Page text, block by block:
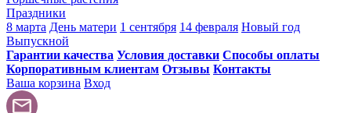
Праздники
8 марта День матери 1 сентября 14 февраля Новый год
Выпускной
Гарантии качества Условия доставки Способы оплаты
Корпоративным клиентам Отзывы Контакты
Ваша корзина Вход